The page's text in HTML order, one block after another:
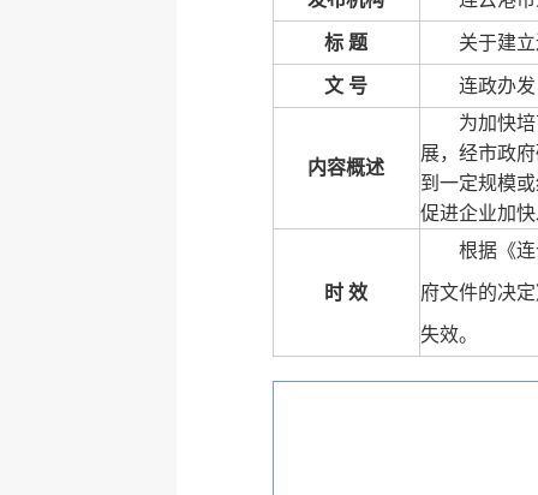
标 题 关于建
文 号 连政办发
内容概述
为加快
展，经市政
到一定规模
促进企业加
时 效
根据《
府文件的决
失效。